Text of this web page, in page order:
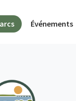
(actif)
Événements